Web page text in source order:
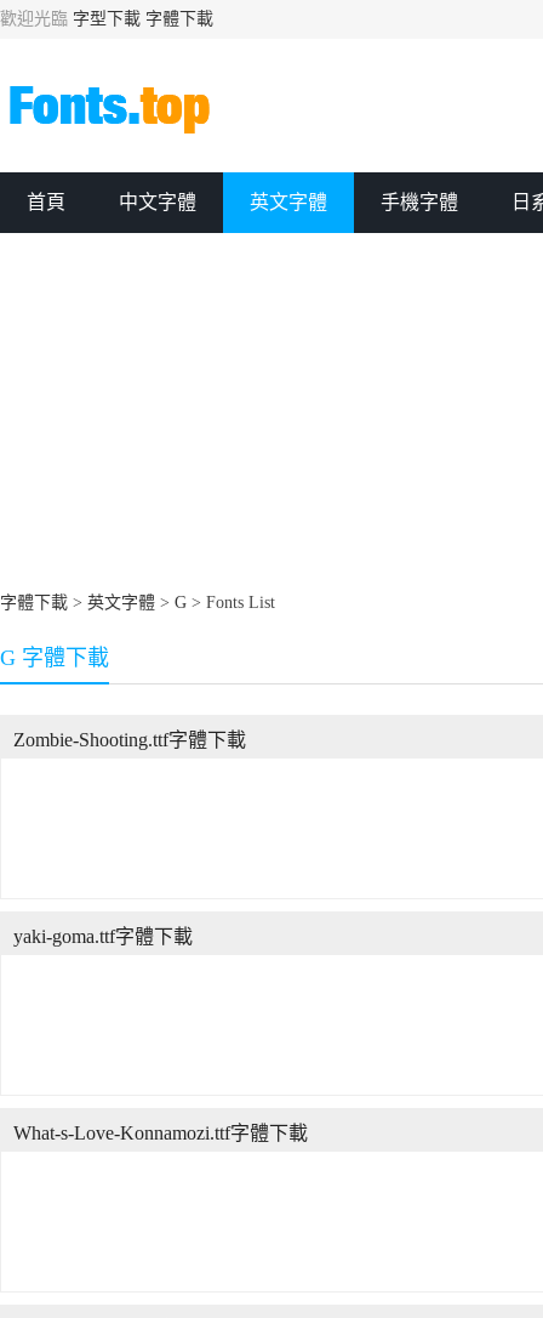
歡迎光臨 字型下載 字體下載
首頁 中文字體 英文字體 手機字體 日
字體下載 > 英文字體 > G > Fonts List
G 字體下載
Zombie-Shooting.ttf字體下載
yaki-goma.ttf字體下載
What-s-Love-Konnamozi.ttf字體下載